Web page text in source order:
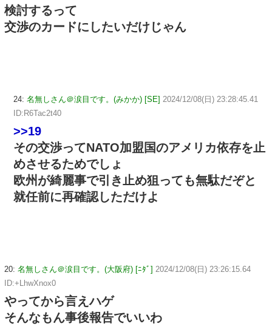
検討するって
交渉のカードにしたいだけじゃん
24: 名無しさん＠涙目です。(みかか) [SE] 2024/12/08(日) 23:28:45.41
ID:R6Tac2t40
>>19
その交渉ってNATO加盟国のアメリカ依存を止
めさせるためでしょ
欧州が綺麗事で引き止め狙っても無駄だぞと
就任前に再確認しただけよ
20: 名無しさん＠涙目です。(大阪府) [ﾆﾀﾞ] 2024/12/08(日) 23:26:15.64
ID:+LhwXnox0
やってから言えハゲ
そんなもん事後報告でいいわ